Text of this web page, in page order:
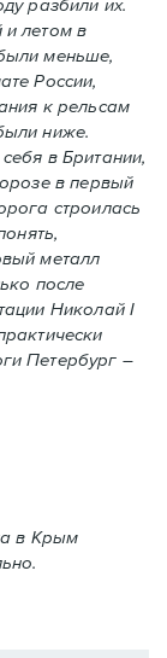
разбили их.
летом в
меньше,
России,
к рельсам
ниже.
в Британии,
в первый
строилась
металл
после
Николай I
Петербург –
в Крым